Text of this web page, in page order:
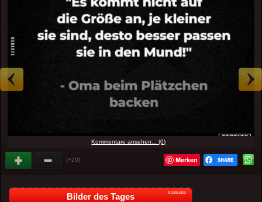
Kommentare ansehen... (0)
(+20) Merken
Bilder des Tages Startseite